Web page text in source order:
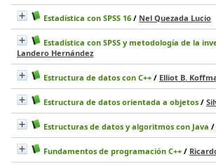
Estadística con SPSS 16 / Nel Quezada Lucio
Estadística con SPSS y metodología de la
Landero Hernández
Estructura de datos con C++ / Elliot B.
Estructura de datos orientada a objetos /
Estructuras de datos y algoritmos con Java /
Fundamentos de programación C++ /